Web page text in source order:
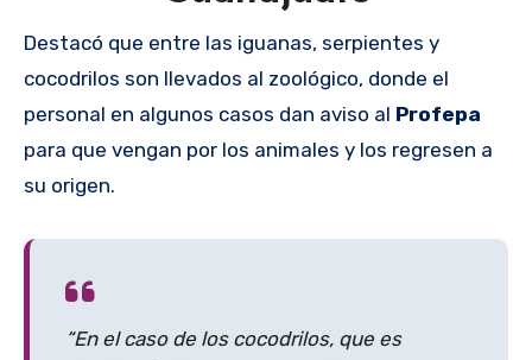
Destacó que entre las iguanas, serpientes y
cocodrilos son llevados al zoológico, donde el
personal en algunos casos dan aviso al Profepa
para que vengan por los animales y los regresen a
su origen.
“En el caso de los cocodrilos, que es